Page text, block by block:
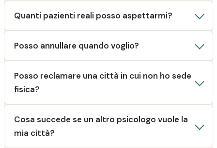
Quanti pazienti reali posso aspettarmi?
Posso annullare quando voglio?
Posso reclamare una città in cui non ho sede
fisica?
Cosa succede se un altro psicologo vuole la
mia città?